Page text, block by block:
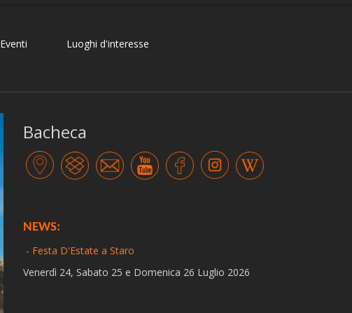
Eventi Luoghi d'interesse
Bacheca
- - - - - -
NEWS:
- Festa D'Estate a Staro
Venerdì 24, Sabato 25 e Domenica 26 Luglio 2026